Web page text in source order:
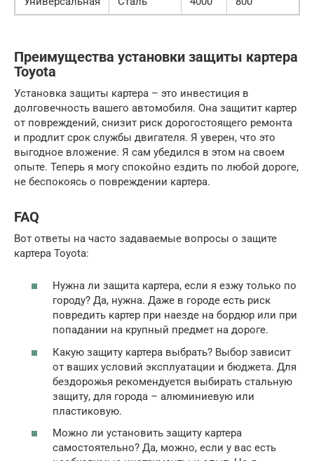
Преимущества установки защиты картера
Toyota
Установка защиты картера – это инвестиция в
долговечность вашего автомобиля. Она защитит картер
от повреждений, снизит риск дорогостоящего ремонта
и продлит срок службы двигателя. Я уверен, что это
выгодное вложение. Я сам убедился в этом на своем
опыте. Теперь я могу спокойно ездить по любой дороге,
не беспокоясь о повреждении картера.
FAQ
Вот ответы на часто задаваемые вопросы о защите
картера Toyota:
Нужна ли защита картера, если я езжу только по
городу? Да, нужна. Даже в городе есть риск
повредить картер при наезде на бордюр или при
попадании на крупный предмет на дороге.
Какую защиту картера выбрать? Выбор зависит
от ваших условий эксплуатации и бюджета. Для
бездорожья рекомендуется выбирать стальную
защиту, для города – алюминиевую или
пластиковую.
Можно ли установить защиту картера
самостоятельно? Да, можно, если у вас есть